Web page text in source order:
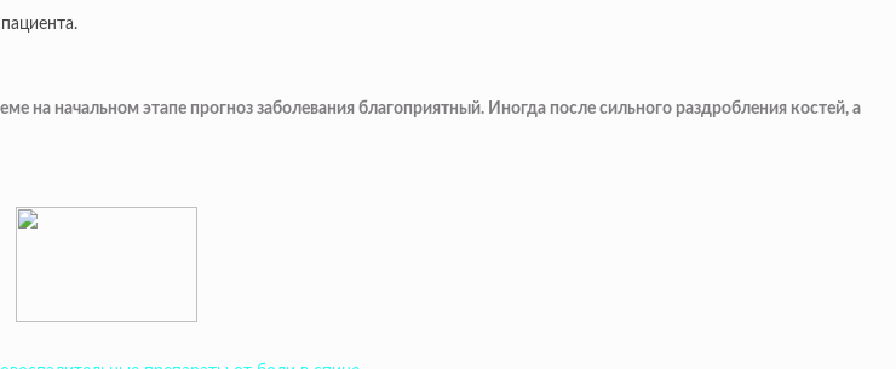
на начальном этапе прогноз заболевания благоприятный. Иногда после сильного раздробления костей, а